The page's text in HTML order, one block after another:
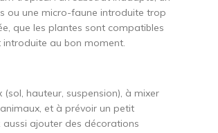
ou une micro-faune introduite trop
que les plantes sont compatibles
introduite au bon moment.
hauteur, suspension), à mixer
et à prévoir un petit
ajouter des décorations